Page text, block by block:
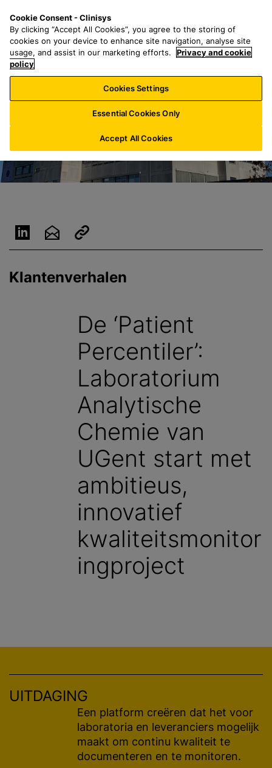
t
e
a
r
h
f
o
:
n
u
Klantenverhalen
De ‘Patient
Percentiler’:
Laboratorium
Analytische
Chemie van
UGent start met
ambitieus,
innovatief
kwaliteitsmonitor
ingproject
UITDAGING
Een platform creëren dat het voor
laboratoria en leveranciers mogelijk
maakt om continu kwaliteit te
documenteren en te monitoren.
Cookie Consent - Clinisys
By clicking “Accept All Cookies”, you agree to the storing of
cookies on your device to enhance site navigation, analyse site
usage, and assist in our marketing efforts.
Privacy and cookie
policy
Cookies Settings
Essential Cookies Only
Accept All Cookies